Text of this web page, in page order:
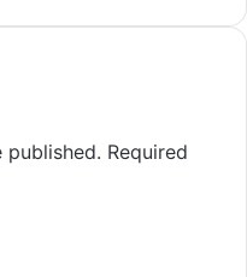
published. Required